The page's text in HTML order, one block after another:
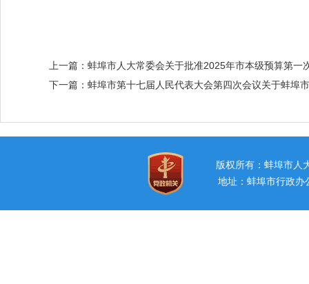
上一篇： 蚌埠市人大常委会关于批准2025年市本级预算第一
下一篇： 蚌埠市第十七届人民代表大会第四次会议关于蚌埠
版权所有：蚌埠市
地址：蚌埠市行政